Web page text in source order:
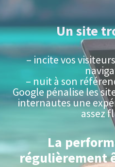
Un site
– incite vos
– nuit à son
Google pénalise les
internautes une
assez
La
régulièrement